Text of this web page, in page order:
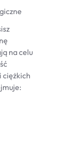
na celu
ciężkich